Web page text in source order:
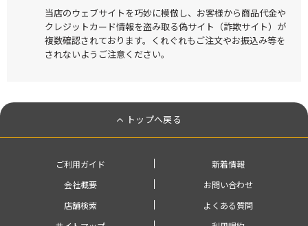
当店のウェブサイトを巧妙に模倣し、お客様から商品代金や
クレジットカード情報を盗み取る偽サイト（詐欺サイト）が
複数確認されております。くれぐれもご注文やお振込み等を
されないようご注意ください。
トップへ戻る
ご利用ガイド
新着情報
会社概要
お問い合わせ
店舗検索
よくある質問